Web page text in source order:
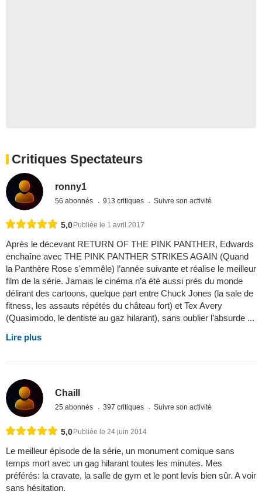
Critiques Spectateurs
ronny1
56 abonnés 913 critiques Suivre son activité
5,0 Publiée le 1 avril 2017
Après le décevant RETURN OF THE PINK PANTHER, Edwards
enchaîne avec THE PINK PANTHER STRIKES AGAIN (Quand
la Panthère Rose s'emmêle) l’année suivante et réalise le meilleur
film de la série. Jamais le cinéma n’a été aussi près du monde
délirant des cartoons, quelque part entre Chuck Jones (la sale de
fitness, les assauts répétés du château fort) et Tex Avery
(Quasimodo, le dentiste au gaz hilarant), sans oublier l’absurde ...
Lire plus
Chaill
25 abonnés 397 critiques Suivre son activité
5,0Publiée le 24 juin 2014
Le meilleur épisode de la série, un monument comique sans
temps mort avec un gag hilarant toutes les minutes. Mes
préférés: la cravate, la salle de gym et le pont levis bien sûr. A voir
sans hésitation.